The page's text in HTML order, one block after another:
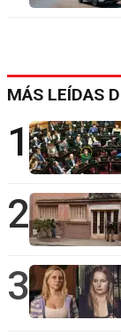
MÁS LEÍDAS
1
2
3